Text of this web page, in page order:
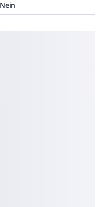
Nein